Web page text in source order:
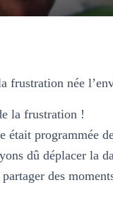
frustration née
la frustration !
était programmée
dû déplacer la
des